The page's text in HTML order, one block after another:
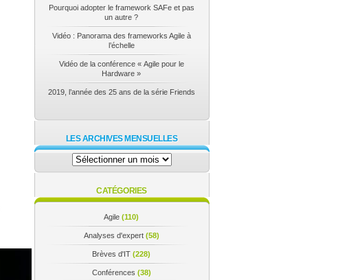
Pourquoi adopter le framework SAFe et pas
un autre ?
Vidéo : Panorama des frameworks Agile à
l’échelle
Vidéo de la conférence « Agile pour le
Hardware »
2019, l’année des 25 ans de la série Friends
LES ARCHIVES MENSUELLES
Les
archives
CATÉGORIES
Agile (110)
Analyses d'expert(58)
Brèves d'IT (228)
Conférences (38)